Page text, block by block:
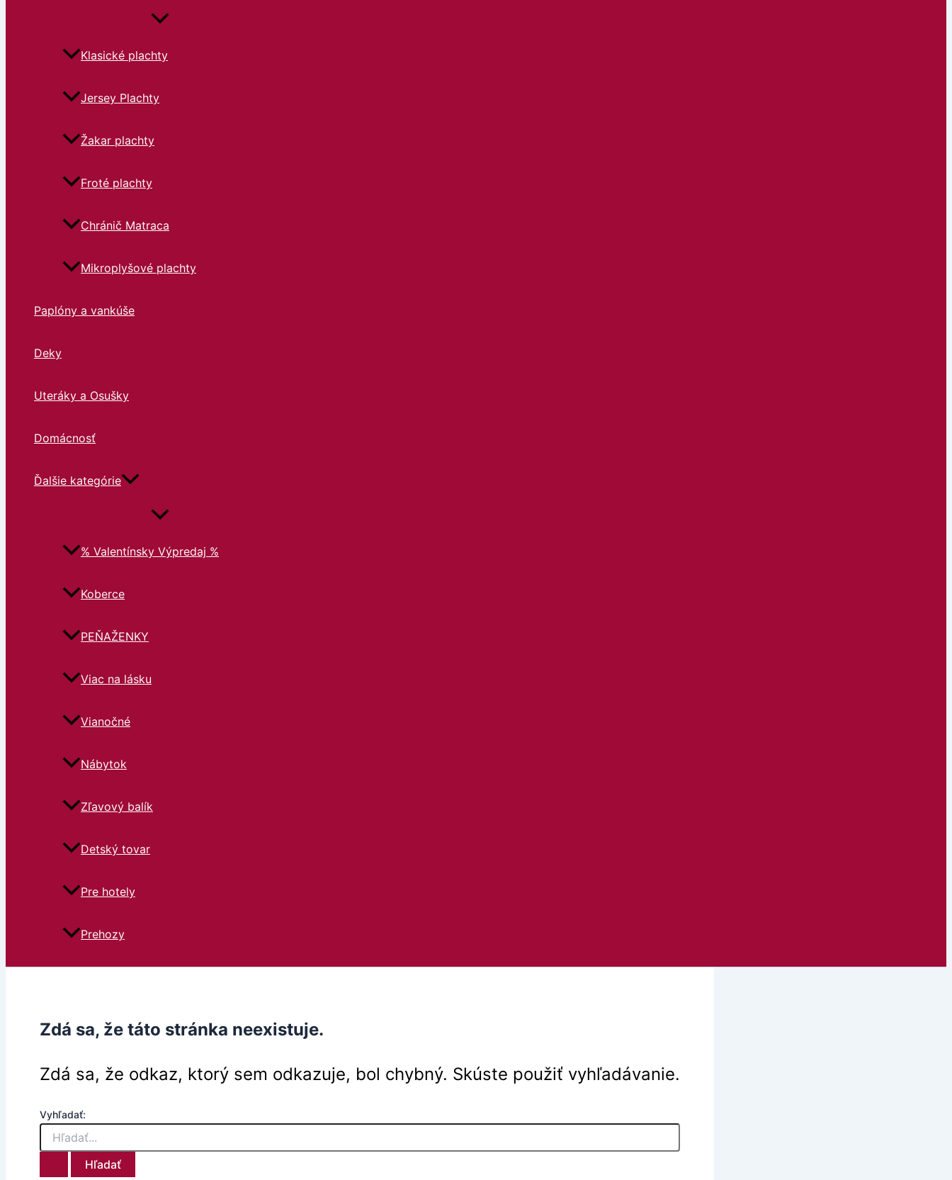
Klasické plachty
Jersey Plachty
Žakar plachty
Froté plachty
Chránič Matraca
Mikroplyšové plachty
Paplóny a vankúše
Deky
Uteráky a Osušky
Domácnosť
Ďalšie kategórie
% Valentínsky Výpredaj %
Koberce
PEŇAŽENKY
Viac na lásku
Vianočné
Nábytok
Zľavový balík
Detský tovar
Pre hotely
Prehozy
Zdá sa, že táto stránka neexistuje.
Zdá sa, že odkaz, ktorý sem odkazuje, bol chybný. Skúste použiť vyhľadávanie.
Vyhľadať: